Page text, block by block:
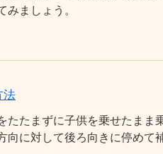
ましょう。
法
たまずに子供を乗せたまま
に対して後ろ向きに停めて